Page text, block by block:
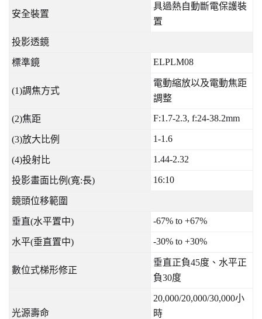
安全裝置
具過熱自動斷電保護裝
置
投影透鏡
標準鏡 ELPLM08
(1)調焦方式
電動縮放以及電動焦距
調整
(2)焦距 F:1.7-2.3, f:24-38.2mm
(3)放大比例 1-1.6
(4)投射比 1.44-2.32
投影畫面比例 (寬:長) 16:10
鏡頭位移範圍
垂直(水平置中) -67% to +67%
水平(垂直置中) -30% to +30%
數位式梯形修正
垂直正負45度、水平正
負30度
光源壽命
20,000/20,000/30,000小
時